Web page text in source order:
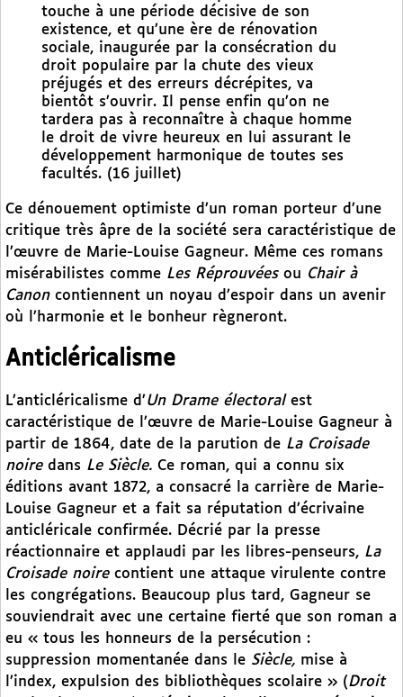
touche à une période décisive de son
existence, et qu’une ère de rénovation
sociale, inaugurée par la consécration du
droit populaire par la chute des vieux
préjugés et des erreurs décrépites, va
bientôt s’ouvrir. Il pense enfin qu’on ne
tardera pas à reconnaître à chaque homme
le droit de vivre heureux en lui assurant le
développement harmonique de toutes ses
facultés. (16 juillet)
Ce dénouement optimiste d’un roman porteur d’une
critique très âpre de la société sera caractéristique de
l’œuvre de Marie-Louise Gagneur. Même ces romans
misérabilistes comme Les Réprouvéesou Chair à
Canoncontiennent un noyau d’espoir dans un avenir
où l’harmonie et le bonheur règneront.
Anticléricalisme
L’anticléricalisme d’Un Drame électoral est
caractéristique de l’œuvre de Marie-Louise Gagneur à
partir de 1864, date de la parution de La Croisade
noiredans Le Siècle. Ce roman, qui a connu six
éditions avant 1872, a consacré la carrière de Marie-
Louise Gagneur et a fait sa réputation d’écrivaine
anticléricale confirmée. Décrié par la presse
réactionnaire et applaudi par les libres-penseurs, La
Croisade noirecontient une attaque virulente contre
les congrégations. Beaucoup plus tard, Gagneur se
souviendrait avec une certaine fierté que son roman a
eu « tous les honneurs de la persécution :
suppression momentanée dans le Siècle, mise à
l’index, expulsion des bibliothèques scolaire » (Droit